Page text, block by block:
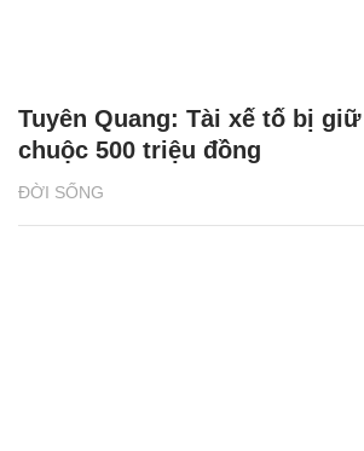
ĐỜI SỐNG
Tuyên Quang: Tài xế tố bị
chuộc 500 triệu đồng